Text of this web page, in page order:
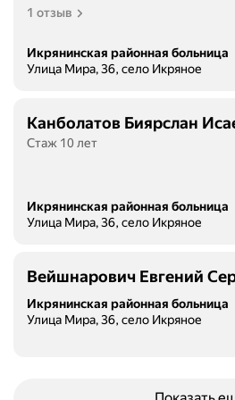
1 отзыв
Икрянинская районная больница
Улица Мира, 36, село Икряное
Канболатов Биярслан
Стаж 10 лет
Икрянинская районная больница
Улица Мира, 36, село Икряное
Вейшнарович Евгений
Икрянинская районная больница
Улица Мира, 36, село Икряное